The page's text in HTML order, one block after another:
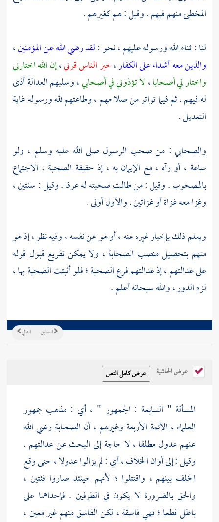
المخطئ منهم فيهم . وقيل : هم كغيرهم .
لنا : ثناء الله ورسوله عليهم ، نحو :لقد رضي الله عن المؤمنين،
والذين معه أشداء على الكفار،خير الناس قرني،إن الله اختارني
واختار لي أصحابا،لا تؤذوني في أصحابي، وسلبهم العدالة أذى
له فيهم . ثم فيما تواتر من صلاحهم ، وطاعتهم لله ورسوله غاية
التعديل .
والصحابي : من صحب الرسول صلى الله عليه وسلم ، ولو
ساعة ، أو رآه ، مع الإيمان به ، إذ حقيقة الصحبة : الاجتماع
بالمصحوب . وقيل : من طالت صحبته له عرفا . وقيل : سنتين ،
وغزا معه غزاة أو غزاتين . والأول أولى .
ويعلم ذلك بإخبار غيره عنه ، أو هو عن نفسه ، وفيه نظر ، إذ هو
متهم بتحصيل منصب الصحابة ، ولا يمكن تفريع قبول قوله
على عدالتهم ، إذ عدالتهم فرع الصحبة ؛ فلو أثبتت الصحبة بها ،
لزم الدور ، والله سبحانه أعلم .
التالي السابق
عرض الحاشية
المسألة " السابعة : الجمهور " ، أي : مذهب جمهور
العلماء ، الأئمة الأربعة وغيرهم ، أن الصحابة رضي الله
عنهم عدول مطلقا ، لا حاجة إلى البحث عن عدالتهم .
وقيل : إلى أوان الخلاف ، أي : لم يزالوا عدولا ، حتى وقع
الخلف بينهم ، واقتتلوا ؛ لأنهم حينئذ صاروا فئتين ،
والحق بالضرورة لا يكون في الطرفين . فإحداهما على
باطل قطعا ؛ فهي فاسقة ، لكن الفاسق منهم غير معين ،